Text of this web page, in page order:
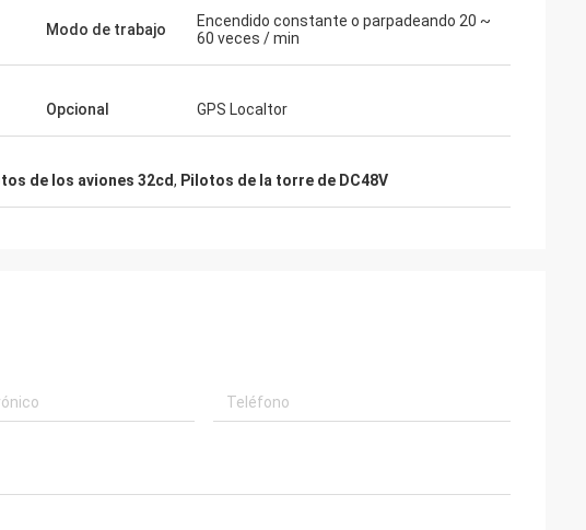
Modo de trabajo
Encendido constante o parpadeando 20 ~
60 veces / min
Opcional GPS Localtor
de los aviones 32cd, Pilotos de la torre de DC48V